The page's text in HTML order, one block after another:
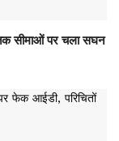
सीमाओं पर चला सघन